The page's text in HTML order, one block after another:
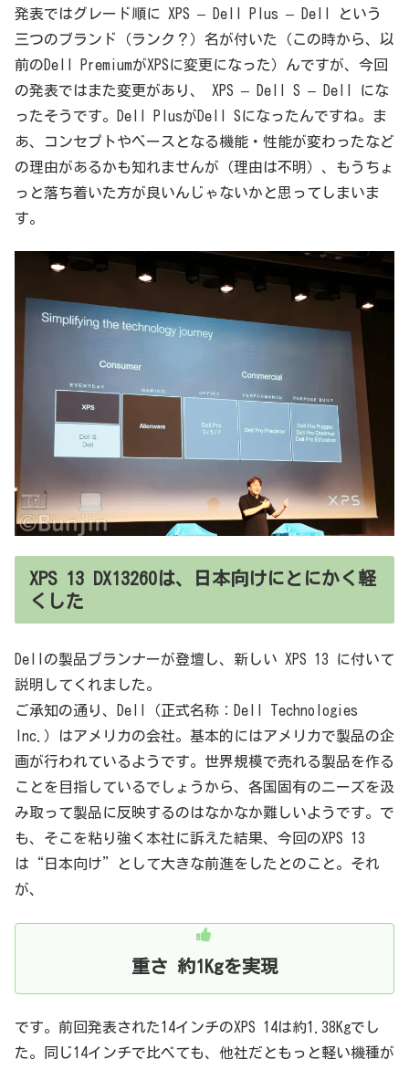
発表ではグレード順に XPS – Dell Plus – Dell という
三つのブランド（ランク？）名が付いた（この時から、以
前のDell PremiumがXPSに変更になった）んですが、今回
の発表ではまた変更があり、 XPS – Dell S – Dell にな
ったそうです。Dell PlusがDell Sになったんですね。ま
あ、コンセプトやベースとなる機能・性能が変わったなど
の理由があるかも知れませんが（理由は不明）、もうちょ
っと落ち着いた方が良いんじゃないかと思ってしまいま
す。
XPS 13 DX13260は、日本向けにとにかく軽
くした
Dellの製品プランナーが登壇し、新しい XPS 13 に付いて
説明してくれました。
ご承知の通り、Dell（正式名称：Dell Technologies
Inc.）はアメリカの会社。基本的にはアメリカで製品の企
画が行われているようです。世界規模で売れる製品を作る
ことを目指しているでしょうから、各国固有のニーズを汲
み取って製品に反映するのはなかなか難しいようです。で
も、そこを粘り強く本社に訴えた結果、今回のXPS 13
は“日本向け”として大きな前進をしたとのこと。それ
が、
重さ 約1Kgを実現
です。前回発表された14インチのXPS 14は約1.38Kgでし
た。同じ14インチで比べても、他社だともっと軽い機種が